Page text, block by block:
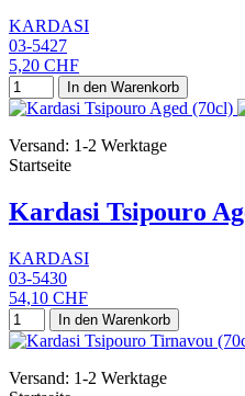
KARDASI
03-5427
5,20 CHF
In den Warenkorb
Versand: 1-2 Werktage
Startseite
Kardasi Tsipouro
KARDASI
03-5430
54,10 CHF
In den Warenkorb
Versand: 1-2 Werktage